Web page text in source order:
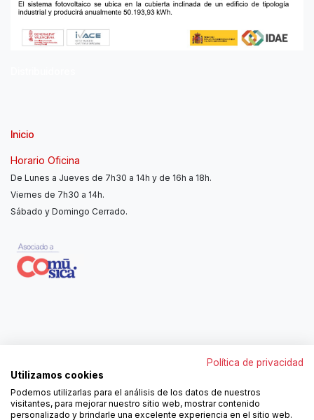
Inicio
Horario Oficina
De Lunes a Jueves de 7h30 a 14h y de 16h a 18h.
Viernes de 7h30 a 14h.
Sábado y Domingo Cerrado.
962250313
ortola@ortola-sa.es
Av. d'Albaida, s/n
Política de privacidad
Utilizamos cookies
Podemos utilizarlas para el análisis de los datos de nuestros
visitantes, para mejorar nuestro sitio web, mostrar contenido
personalizado y brindarle una excelente experiencia en el sitio web.